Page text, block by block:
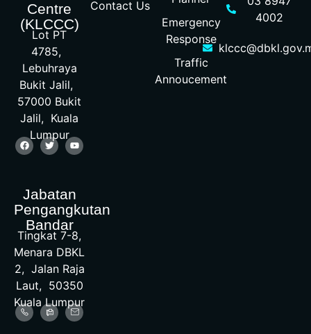
Centre
(KLCCC)
Lot PT
4785,
Lebuhraya
Bukit Jalil,
57000 Bukit
Jalil, Kuala
Lumpur
Jabatan
Pengangkutan
Bandar
Tingkat 7-8,
Menara DBKL
2, Jalan Raja
Laut, 50350
Kuala Lumpur
Contact Us
Emergency
Response
Traffic
Annoucement
4002